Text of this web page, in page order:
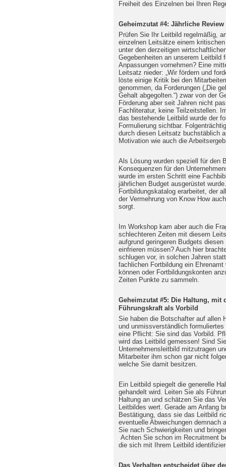
Freiheit des Einzelnen bei Ihren
Geheimzutat #4: Jährliche Review
Prüfen Sie Ihr Leitbild regelmäßig,
einzelnen Leitsätze einem
unter den derzeitigen
Gegebenheiten an unserem Leitbild
Anpassungen vornehmen? Eine
Leitsatz nieder: „Wir fördern und
löste einige Kritik bei den
genommen, da Forderungen („Die
Gehalt abgegolten.“) zwar von der
Förderung aber seit Jahren nicht
Fachliteratur, keine Teilzeitstellen.
das bestehende Leitbild wurde der
Formulierung sichtbar.
durch diesen Leitsatz buchstäblich
Motivation wie auch die
Als Lösung wurden speziell für den
Konsequenzen für den
wurde im ersten Schritt eine
jährlichen Budget ausgerüstet
Fortbildungskatalog erarbeitet, der
der Vermehrung von Know How
sorgt.
Im Workshop kam aber auch die
schlechteren Zeiten mit diesem
aufgrund geringeren Budgets
einfrieren müssen? Auch hier
schlugen vor, in solchen Jahren
fachlichen Fortbildung ein
können oder Fortbildungskonten
Zeiten Punkte zu sammeln.
Geheimzutat #5: Die Haltung,
Führungskraft als Vorbild
Sie haben die Botschafter auf allen
und unmissverständlich
eine Pflicht: Sie sind das Vorbild.
wird das Leitbild gemessen! Sind
Unternehmensleitbild mitzutragen
Mitarbeiter ihm schon gar nicht
welche Sie damit besitzen.
Ein Leitbild spiegelt die generelle
gehandelt wird. Leiten Sie als
Haltung an und schätzen Sie das
Leitbildes wert. Gerade am Anfang
Bestätigung, dass sie das Leitbild
eventuelle Abweichungen demnach
Sie nach Schwierigkeiten und
Achten Sie schon im Recruitment
die sich mit Ihrem Leitbild
Das Verhalten entscheidet über